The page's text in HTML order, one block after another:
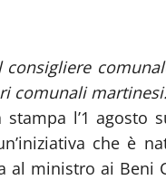
comunali
l’1 agosto
che è
al ministro ai Beni